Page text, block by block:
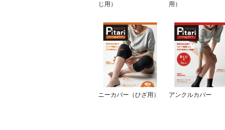
じ用）
用）
ニーカバー（ひざ用） アンクルカバー